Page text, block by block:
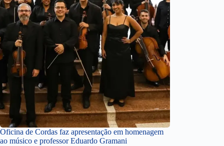
Oficina de Cordas faz apresentação em homenagem
ao músico e professor Eduardo Gramani